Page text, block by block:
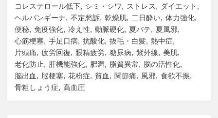
コレステロール低下
シミ・シワ ストレス
ダイエット
ヘルパンギーナ
不定愁訴 乾燥肌 二日酔い
体力強化
便秘 免疫強化 冷え性 動脈硬化 夏バテ
夏風邪
心筋梗塞 手足口病 抗酸化 抜毛・白髪 熱中症
片頭痛
疲労回復 眼精疲労 糖尿病 紫外線
美肌
老化防止
肝機能強化 肥満 脂質異常
脳の活性化
脳出血
脳梗塞 花粉症 貧血 関節痛 風邪 食欲不振
骨粗しょう症
高血圧